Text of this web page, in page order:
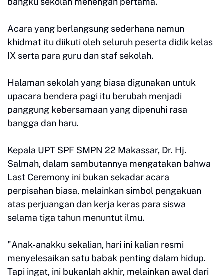
Acara yang berlangsung sederhana namun
khidmat itu diikuti oleh seluruh peserta didik kelas
IX serta para guru dan staf sekolah.
Halaman sekolah yang biasa digunakan untuk
upacara bendera pagi itu berubah menjadi
panggung kebersamaan yang dipenuhi rasa
bangga dan haru.
Kepala UPT SPF SMPN 22 Makassar, Dr. Hj.
Salmah, dalam sambutannya mengatakan bahwa
Last Ceremony ini bukan sekadar acara
perpisahan biasa, melainkan simbol pengakuan
atas perjuangan dan kerja keras para siswa
selama tiga tahun menuntut ilmu.
"Anak-anakku sekalian, hari ini kalian resmi
menyelesaikan satu babak penting dalam hidup.
Tapi ingat, ini bukanlah akhir, melainkan awal dari